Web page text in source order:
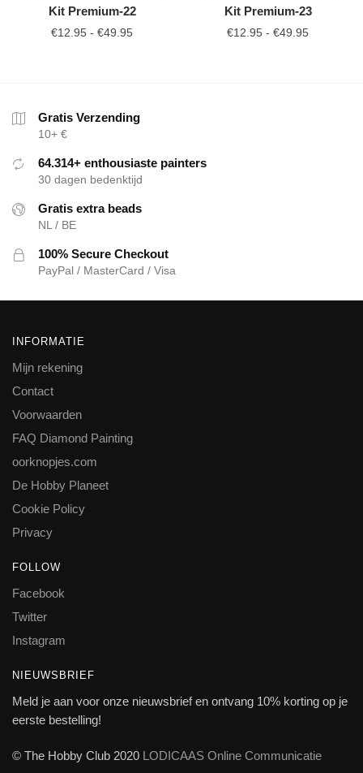
Kit Premium-22
€12.95 - €49.95
Kit Premium-23
€12.95 - €49.95
Gratis Verzending
10+ €
64.314+ enthousiaste painters
30 dagen bedenktijd
Gratis extra beads
NL / BE
100% Secure Checkout
PayPal / MasterCard / Visa
INFORMATIE
Mijn rekening
Contact
Voorwaarden
FAQ Diamond Painting
oorknopjes.com
De Hobby Planeet
Cookie Policy
Privacy
FOLLOW
Facebook
Twitter
Instagram
NIEUWSBRIEF
Meld je aan voor onze nieuwsbrief en ontvang 10% korting op je
eerste bestelling!
© The Hobby Club 2020 LODICAAS Online Communicatie